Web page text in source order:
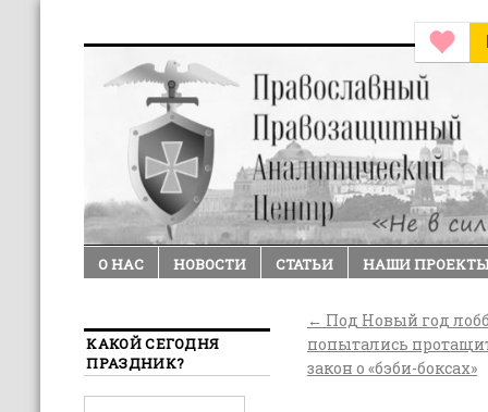
О НАС НОВОСТИ СТАТЬИ НАШИ
← Под Новый год
попытались
закон о «бэби-боксах»
КАКОЙ СЕГОДНЯ
ПРАЗДНИК?